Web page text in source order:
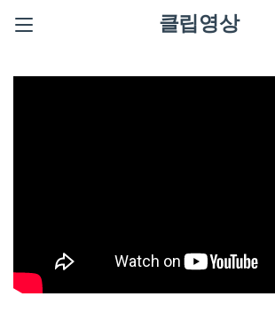
클립영상